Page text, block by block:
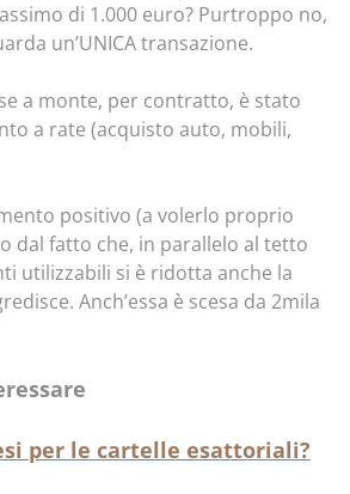
di 1.000 euro? Purtroppo no,
un’UNICA transazione.
a monte, per contratto, è stato
a rate (acquisto auto, mobili,
positivo (a volerlo proprio
dal fatto che, in parallelo al tetto
utilizzabili si è ridotta anche la
Anch’essa è scesa da 2mila
per le cartelle esattoriali?